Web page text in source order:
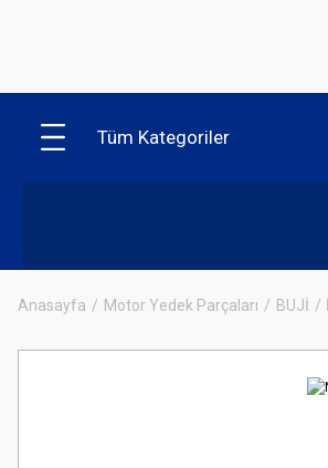
Tüm Kategoriler
Anasayfa Motor Yedek Parçaları BUJİ